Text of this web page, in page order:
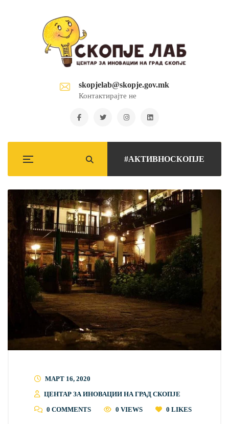
skopjelab@skopje.gov.mk
Контактирајте не
#АКТИВНОСКОПЈЕ
МАРТ 16, 2020
ЦЕНТАР ЗА ИНОВАЦИИ НА ГРАД СКОПЈЕ
0 COMMENTS
0 VIEWS 0 LIKES